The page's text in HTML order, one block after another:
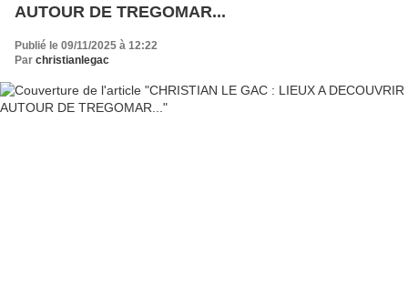
AUTOUR DE TREGOMAR...
Publié le 09/11/2025 à 12:22
Par christianlegac